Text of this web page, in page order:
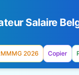
Salaire
2026 Copier